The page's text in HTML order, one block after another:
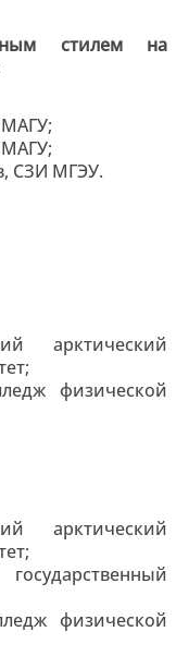
стилем на
МАГУ;
СЗИ МГЭУ.
арктический
физической
арктический
физической